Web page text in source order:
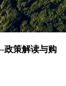
策解读与购